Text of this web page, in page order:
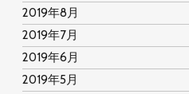
2019年8月
2019年7月
2019年6月
2019年5月